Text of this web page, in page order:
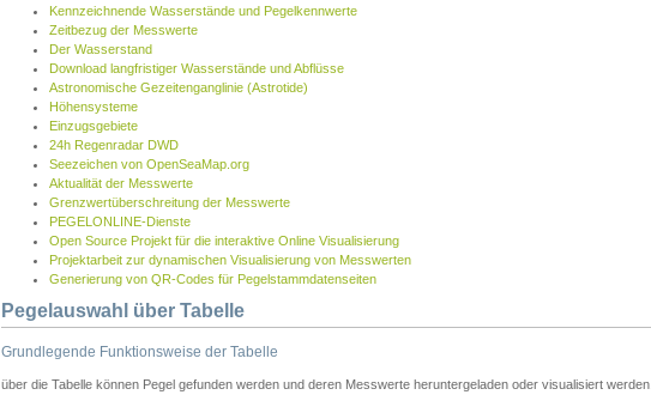
Kennzeichnende Wasserstände und Pegelkennwerte
Zeitbezug der Messwerte
Der Wasserstand
Download langfristiger Wasserstände und Abflüsse
Astronomische Gezeitenganglinie (Astrotide)
Höhensysteme
Einzugsgebiete
24h Regenradar DWD
Seezeichen von OpenSeaMap.org
Aktualität der Messwerte
Grenzwertüberschreitung der Messwerte
PEGELONLINE-Dienste
Open Source Projekt für die interaktive Online Visualisierung
Projektarbeit zur dynamischen Visualisierung von Messwerten
Generierung von QR-Codes für Pegelstammdatenseiten
Pegelauswahl über Tabelle
Grundlegende Funktionsweise der Tabelle
über die Tabelle können Pegel gefunden werden und deren Messwerte heruntergeladen oder visualisiert werden.